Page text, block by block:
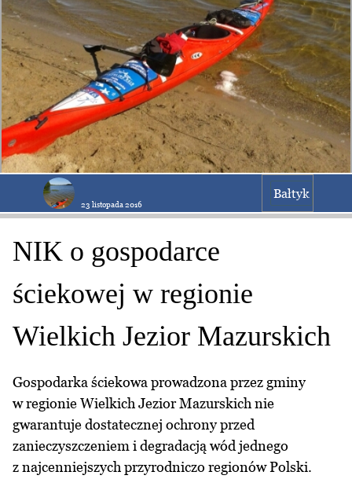
23 listopada 2016
Bałtyk
NIK o gospodarce
ściekowej w regionie
Wielkich Jezior Mazurskich
Gospodarka ściekowa prowadzona przez gminy
w regionie Wielkich Jezior Mazurskich nie
gwarantuje dostatecznej ochrony przed
zanieczyszczeniem i degradacją wód jednego
z najcenniejszych przyrodniczo regionów Polski.